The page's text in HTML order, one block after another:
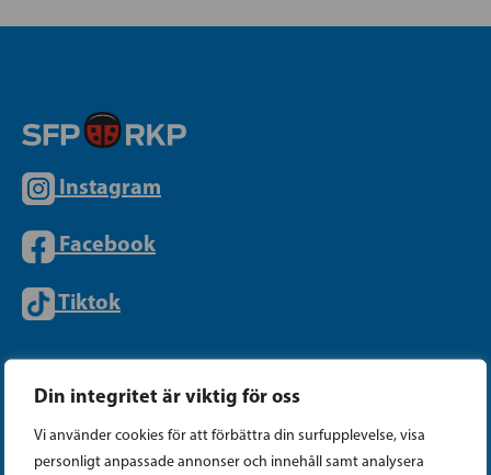
Din integritet är viktig för oss
Vi använder cookies för att förbättra din surfupplevelse, visa
personligt anpassade annonser och innehåll samt analysera
Instagram
Facebook
Tiktok
PARTIKANSLIET
Telefon (09) 693 070